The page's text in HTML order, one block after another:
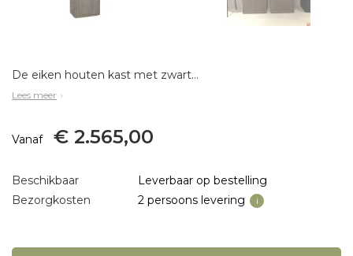
De eiken houten kast met zwart stalen deuren is de perfecte combinatie voor een stoere maar chique kast. Deze kast is heel goed te combineren met stalen taatsdeuren. Het massieve eikenhout met delen van hoogwaardig fineer is van hoge kwaliteit en een aanw
Lees meer
Vanaf € 2.565,00
Beschikbaar
Leverbaar op bestelling
Bezorgkosten
2 persoons levering i